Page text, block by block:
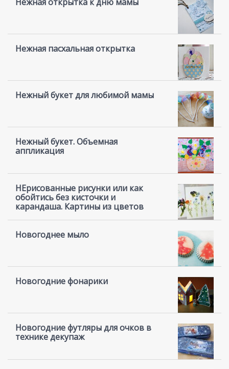
Нежная пасхальная открытка
Нежный букет для любимой мамы
Нежный букет. Объемная
аппликация
НЕрисованные рисунки или как
обойтись без кисточки и
карандаша. Картины из цветов
Новогоднее мыло
Новогодние фонарики
Новогодние футляры для очков в
технике декупаж